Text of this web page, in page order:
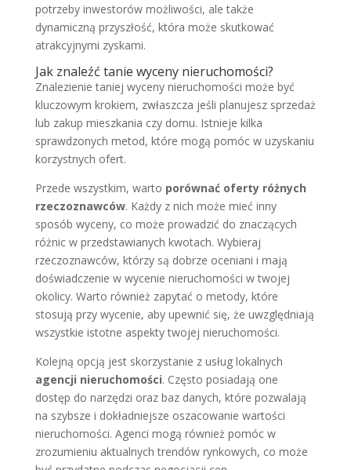
potrzeby inwestorów możliwości, ale także
dynamiczną przyszłość, która może skutkować
atrakcyjnymi zyskami.
Jak znaleźć tanie wyceny nieruchomości?
Znalezienie taniej wyceny nieruchomości może być
kluczowym krokiem, zwłaszcza jeśli planujesz sprzedaż
lub zakup mieszkania czy domu. Istnieje kilka
sprawdzonych metod, które mogą pomóc w uzyskaniu
korzystnych ofert.
Przede wszystkim, warto porównać oferty różnych
rzeczoznawców. Każdy z nich może mieć inny
sposób wyceny, co może prowadzić do znaczących
różnic w przedstawianych kwotach. Wybieraj
rzeczoznawców, którzy są dobrze oceniani i mają
doświadczenie w wycenie nieruchomości w twojej
okolicy. Warto również zapytać o metody, które
stosują przy wycenie, aby upewnić się, że uwzględniają
wszystkie istotne aspekty twojej nieruchomości.
Kolejną opcją jest skorzystanie z usług lokalnych
agencji nieruchomości. Często posiadają one
dostęp do narzędzi oraz baz danych, które pozwalają
na szybsze i dokładniejsze oszacowanie wartości
nieruchomości. Agenci mogą również pomóc w
zrozumieniu aktualnych trendów rynkowych, co może